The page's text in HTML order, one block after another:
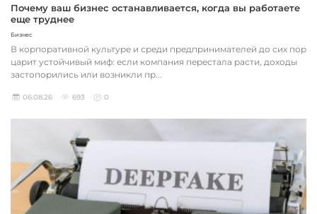
Почему ваш бизнес останавливается, когда вы работаете
еще труднее
Бизнес
В корпоративной культуре и среди предпринимателей до сих пор
царит устойчивый миф: если компания перестала расти, доходы
застопорились или возникли пр...
06.08.26 693 0